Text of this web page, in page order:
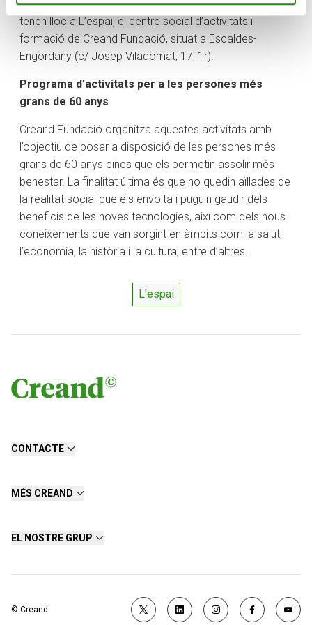
s’adjudiquen per ordre d’inscripció. Aquestes iniciatives
tenen lloc a L’espai, el centre social d’activitats i
formació de Creand Fundació, situat a Escaldes-
Engordany (c/ Josep Viladomat, 17, 1r).
Programa d’activitats per a les persones més
grans de 60 anys
Creand Fundació organitza aquestes activitats amb
l’objectiu de posar a disposició de les persones més
grans de 60 anys eines que els permetin assolir més
benestar. La finalitat última és que no quedin aïllades de
la realitat social que els envolta i puguin gaudir dels
beneficis de les noves tecnologies, així com dels nous
coneixements que van sorgint en àmbits com la salut,
l’economia, la història i la cultura, entre d’altres.
L'espai
CONTACTE
MÉS CREAND
EL NOSTRE GRUP
© Creand